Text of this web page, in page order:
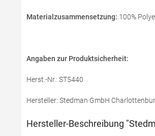
Materialzusammensetzung: 100%
Angaben zur Produktsicherheit:
Herst.-Nr.: ST5440
Hersteller: Stedman GmbH
Hersteller-Beschreibung